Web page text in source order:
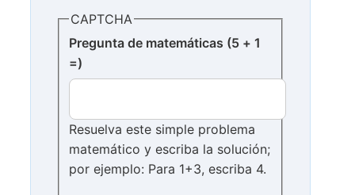
CAPTCHA
Pregunta de matemáticas (5 + 1
=)
Resuelva este simple problema
matemático y escriba la solución;
por ejemplo: Para 1+3, escriba 4.